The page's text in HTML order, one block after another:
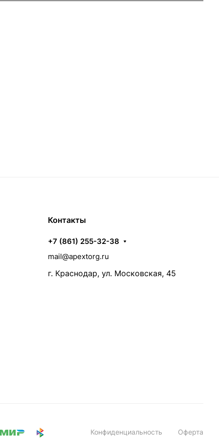
Контакты
+7 (861) 255-32-38
mail@apextorg.ru
г. Краснодар, ул. Московская, 45
Конфиденциальность Оферта